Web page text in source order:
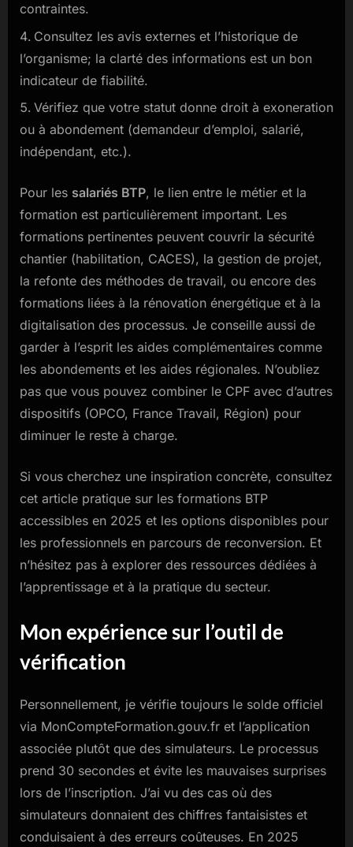
contraintes.
Consultez les avis externes et l’historique de
l’organisme; la clarté des informations est un bon
indicateur de fiabilité.
Vérifiez que votre statut donne droit à exoneration
ou à abondement (demandeur d’emploi, salarié,
indépendant, etc.).
Pour les salariés BTP, le lien entre le métier et la
formation est particulièrement important. Les
formations pertinentes peuvent couvrir la sécurité
chantier (habilitation, CACES), la gestion de projet,
la refonte des méthodes de travail, ou encore des
formations liées à la rénovation énergétique et à la
digitalisation des processus. Je conseille aussi de
garder à l’esprit les aides complémentaires comme
les abondements et les aides régionales. N’oubliez
pas que vous pouvez combiner le CPF avec d’autres
dispositifs (OPCO, France Travail, Région) pour
diminuer le reste à charge.
Si vous cherchez une inspiration concrète, consultez
cet article pratique sur les formations BTP
accessibles en 2025 et les options disponibles pour
les professionnels en parcours de reconversion. Et
n’hésitez pas à explorer des ressources dédiées à
l’apprentissage et à la pratique du secteur.
Mon expérience sur l’outil de
vérification
Personnellement, je vérifie toujours le solde officiel
via MonCompteFormation.gouv.fr et l’application
associée plutôt que des simulateurs. Le processus
prend 30 secondes et évite les mauvaises surprises
lors de l’inscription. J’ai vu des cas où des
simulateurs donnaient des chiffres fantaisistes et
conduisaient à des erreurs coûteuses. En 2025